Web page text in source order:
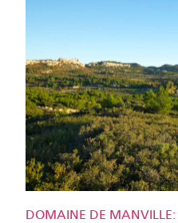
DOMAINE DE